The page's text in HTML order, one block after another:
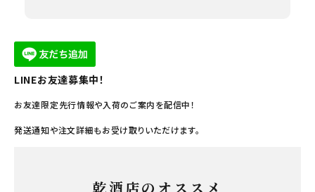
LINEお友達募集中！
お友達限定先行情報や入荷のご案内を配信中！
発送通知や注文詳細もお受け取りいただけます。
乾酒店のオススメ